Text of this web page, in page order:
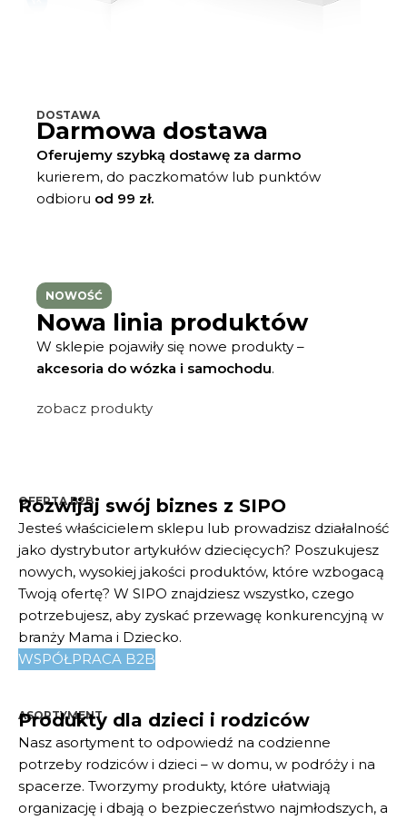
DOSTAWA
Darmowa dostawa
Oferujemy szybką dostawę za darmo
kurierem, do paczkomatów lub punktów
odbioru od 99 zł.
NOWOŚĆ
Nowa linia produktów
W sklepie pojawiły się nowe produkty –
akcesoria do wózka i samochodu.
zobacz produkty
OFERTA B2B
Rozwijaj swój biznes z SIPO
Jesteś właścicielem sklepu lub prowadzisz działalność
jako dystrybutor artykułów dziecięcych? Poszukujesz
nowych, wysokiej jakości produktów, które wzbogacą
Twoją ofertę? W SIPO znajdziesz wszystko, czego
potrzebujesz, aby zyskać przewagę konkurencyjną w
branży Mama i Dziecko.
WSPÓŁPRACA B2B
ASORTYMENT
Produkty dla dzieci i rodziców
Nasz asortyment to odpowiedź na codzienne
potrzeby rodziców i dzieci – w domu, w podróży i na
spacerze. Tworzymy produkty, które ułatwiają
organizację i dbają o bezpieczeństwo najmłodszych, a